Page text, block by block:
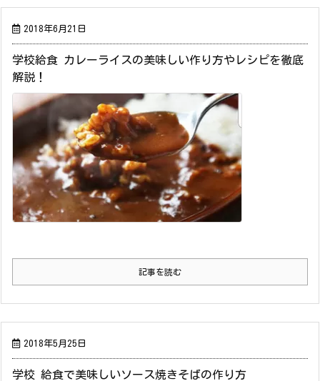
2018年6月21日
学校給食 カレーライスの美味しい作り方やレシピを徹底
解説！
記事を読む
2018年5月25日
学校 給食で美味しいソース焼きそばの作り方